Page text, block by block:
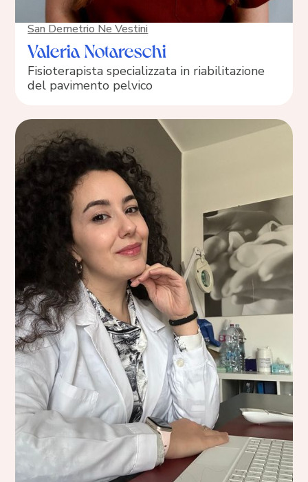
San Demetrio Ne Vestini
Valeria Notareschi
Fisioterapista specializzata in riabilitazione
del pavimento pelvico